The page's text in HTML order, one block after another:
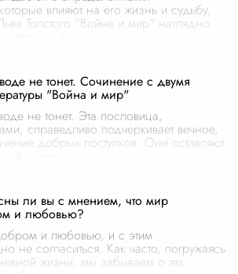
влияют на его жизнь и судьбу,
Толстого "Война и мир" наглядно
не тонет. Сочинение с двумя
"Война и мир"
не тонет. Эта пословица,
справедливо подчеркивает вечное,
добрых поступков. Они оставляют
ли вы с мнением, что мир
и любовью?
и любовью, и с этим
не согласиться. Как часто, погружаясь
жизни, мы забываем о тех